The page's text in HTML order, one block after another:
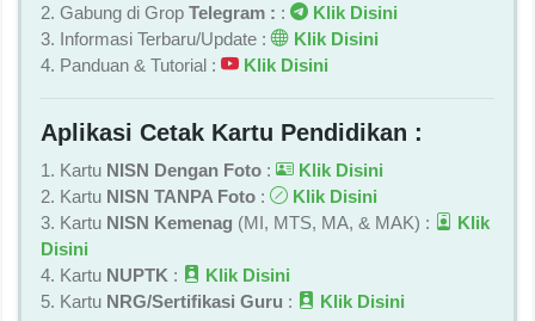
2. Gabung di Grop Telegram : :
Klik Disini
3. Informasi Terbaru/Update :
Klik Disini
4. Panduan & Tutorial :
Klik Disini
Aplikasi Cetak Kartu Pendidikan :
1. Kartu NISN Dengan Foto :
Klik Disini
2. Kartu NISN TANPA Foto :
Klik Disini
3. Kartu NISN Kemenag (MI, MTS, MA, & MAK) :
Klik
Disini
4. Kartu NUPTK :
Klik Disini
5. Kartu NRG/Sertifikasi Guru : Klik Disini